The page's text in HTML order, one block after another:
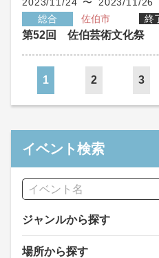
総合
佐伯市 終
第52回 佐伯芸術文化祭
1 2 3
イベント検索
ジャンルから探す
場所から探す